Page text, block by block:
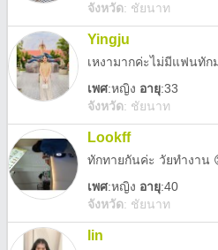
จังหวัด: ชัยนาท
Yingju
เหงามากค่ะไม่มีแฟนทัก
เพศ:หญิง อายุ:33
จังหวัด: ชัยนาท
Lookff
ทักทายกันค่ะ วัยทำงาน
เพศ:หญิง อายุ:40
จังหวัด: ชัยนาท
lin